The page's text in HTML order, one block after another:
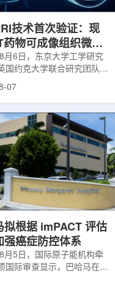
技术首次验证：现
药物可成像组织微环
月6日，东京大学工学研究
国约克大学联合研究团队宣
立一种利用正电子三光子衰
结合现有临床PET显像剂使
为核医学影像提供观察组织
新手段。利用正电子-3光子
一代核医学成像概念图目前
扫描主要利用正电子双光子
显示药物在体内的分布和积
但对组织缺氧等与疾病恶性
的微环境信息捕捉有限。...
07
拟根据 imPACT 评估
强癌症防控体系
月5日，国际原子能机构牵
国际审查显示，巴哈马在加
疗服务方面具备进一步提升